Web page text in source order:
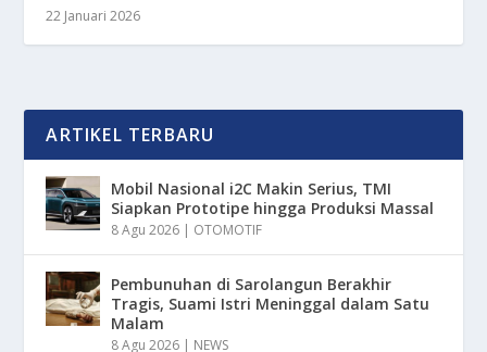
22 Januari 2026
ARTIKEL TERBARU
Mobil Nasional i2C Makin Serius, TMI
Siapkan Prototipe hingga Produksi Massal
8 Agu 2026 | OTOMOTIF
Pembunuhan di Sarolangun Berakhir
Tragis, Suami Istri Meninggal dalam Satu
Malam
8 Agu 2026 | NEWS